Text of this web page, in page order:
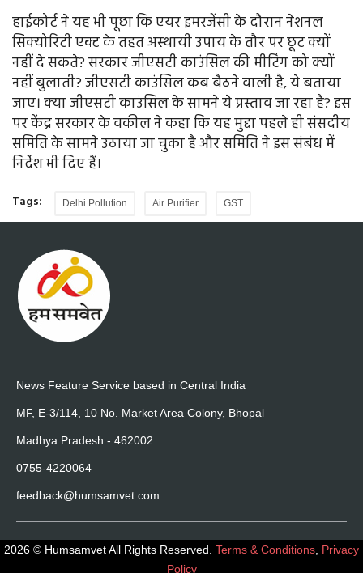
हाईकोर्ट ने यह भी पूछा कि एयर इमरजेंसी के दौरान नेशनल
सिक्योरिटी एक्ट के तहत अस्थायी उपाय के तौर पर छूट क्यों
नहीं दे सकते? सरकार जीएसटी काउंसिल की मीटिंग को क्यों
नहीं बुलाती? जीएसटी काउंसिल कब बैठने वाली है, ये बताया
जाए। क्या जीएसटी काउंसिल के सामने ये प्रस्ताव जा रहा है? इस
पर केंद्र सरकार के वकील ने कहा कि यह मुद्दा पहले ही संसदीय
समिति के सामने उठाया जा चुका है और समिति ने इस संबंध में
निर्देश भी दिए हैं।
Tags: Delhi Pollution Air Purifier GST
News Feature Service based in Central India
MF, E-3/114, 10 No. Market Area Colony, Bhopal
Madhya Pradesh - 462002
0755-4220064
feedback@humsamvet.com
2026 © Humsamvet All Rights Reserved. Terms & Conditions Privacy
Policy